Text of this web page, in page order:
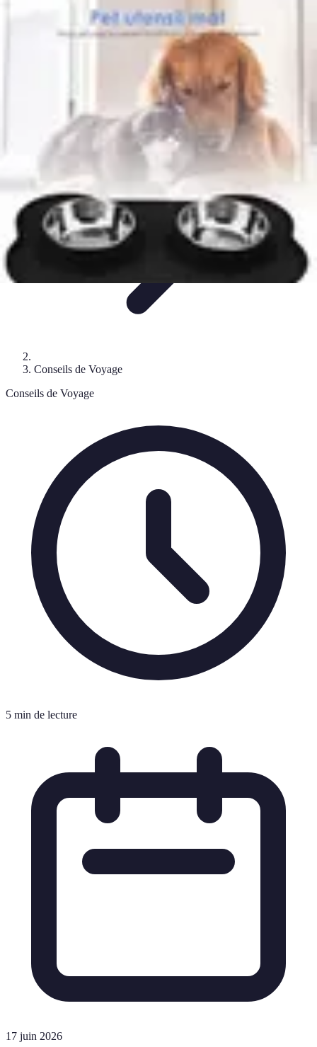
Inspiration VoyagePlanification de VoyageInspiration de
Voyages ÉcoresponsablesInspirations de Voyage
Conseils de Voyage
Conseils de Voyage
5 min de lecture
17 juin 2026